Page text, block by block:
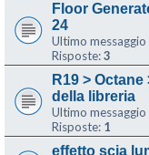
Floor
24
Ultimo messaggio
Risposte:3
R19 >
della libreria
Ultimo messaggio
Risposte: 1
effetto scia